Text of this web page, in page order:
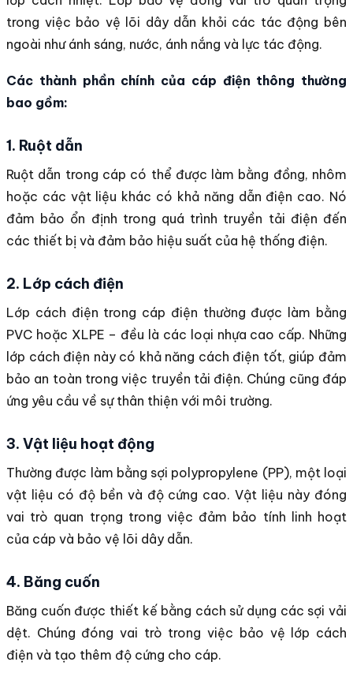
trong việc bảo vệ lõi dây dẫn khỏi các tác động bên
ngoài như ánh sáng, nước, ánh nắng và lực tác động.
Các thành phần chính của cáp điện thông thường
bao gồm:
1. Ruột dẫn
Ruột dẫn trong cáp có thể được làm bằng đồng, nhôm
hoặc các vật liệu khác có khả năng dẫn điện cao. Nó
đảm bảo ổn định trong quá trình truyền tải điện đến
các thiết bị và đảm bảo hiệu suất của hệ thống điện.
2. Lớp cách điện
Lớp cách điện trong cáp điện thường được làm bằng
PVC hoặc XLPE – đều là các loại nhựa cao cấp. Những
lớp cách điện này có khả năng cách điện tốt, giúp đảm
bảo an toàn trong việc truyền tải điện. Chúng cũng đáp
ứng yêu cầu về sự thân thiện với môi trường.
3. Vật liệu hoạt động
Thường được làm bằng sợi polypropylene (PP), một loại
vật liệu có độ bền và độ cứng cao. Vật liệu này đóng
vai trò quan trọng trong việc đảm bảo tính linh hoạt
của cáp và bảo vệ lõi dây dẫn.
4. Băng cuốn
Băng cuốn được thiết kế bằng cách sử dụng các sợi vải
dệt. Chúng đóng vai trò trong việc bảo vệ lớp cách
điện và tạo thêm độ cứng cho cáp.